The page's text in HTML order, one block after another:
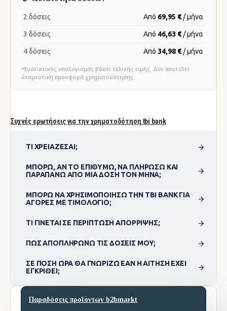
Συχνές ερωτήσεις για την χρηματοδότηση tbi bank
ΤΙ ΧΡΕΙΆΖΕΣΑΙ;
ΜΠΟΡΏ, ΑΝ ΤΟ ΕΠΙΘΥΜΏ, ΝΑ ΠΛΗΡΏΣΩ ΚΑΙ
ΠΑΡΑΠΆΝΩ ΑΠΌ ΜΊΑ ΔΌΣΗ ΤΟΝ ΜΉΝΑ;
ΜΠΟΡΏ ΝΑ ΧΡΗΣΙΜΟΠΟΊΗΣΩ ΤΗΝ TBI BANK ΓΙΑ
ΑΓΟΡΈΣ ΜΕ ΤΙΜΟΛΌΓΙΟ;
ΤΙ ΓΊΝΕΤΑΙ ΣΕ ΠΕΡΊΠΤΩΣΗ ΑΠΌΡΡΙΨΗΣ;
ΠΏΣ ΑΠΟΠΛΗΡΏΝΩ ΤΙΣ ΔΌΣΕΙΣ ΜΟΥ;
ΣΕ ΠΌΣΗ ΏΡΑ ΘΑ ΓΝΩΡΊΖΩ ΕΆΝ Η ΑΊΤΗΣΗ ΈΧΕΙ
ΕΓΚΡΙΘΕΊ;
2 δόσεις Από 69,95 € / μήνα
3 δόσεις Από 46,63 € / μήνα
4 δόσεις Από 34,98 € / μήνα
*Ενδεικτικός υπολογισμός βάσει τελικής τιμής. Δεν αποτελεί
δεσμευτική προσφορά χρηματοδότησης.
Παραδόσεις προϊόντων b2bmarkt